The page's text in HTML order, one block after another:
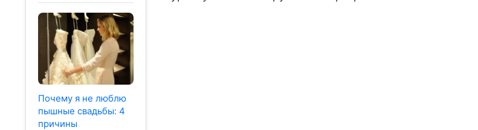
Почему я не люблю
пышные свадьбы: 4
причины